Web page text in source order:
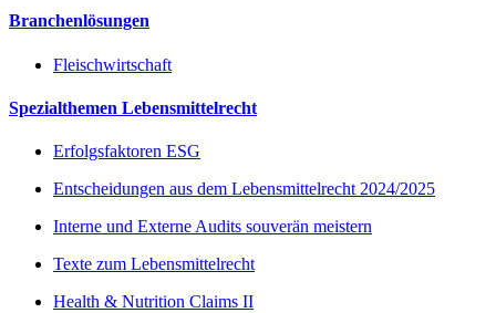
Branchenlösungen
Fleischwirtschaft
Spezialthemen Lebensmittelrecht
Erfolgsfaktoren ESG
Entscheidungen aus dem Lebensmittelrecht 2024/2025
Interne und Externe Audits souverän meistern
Texte zum Lebensmittelrecht
Health & Nutrition Claims II